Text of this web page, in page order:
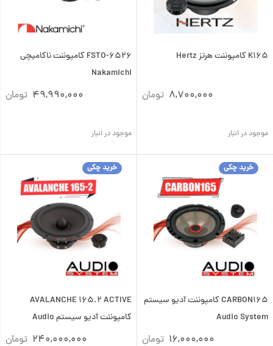
K165 کامپوننت هرتز Hertz
8,700,000 تومان
موجود در انبار
FSTO-6526 کامپوننت ناکامیچی
Nakamichi
49,990,000 تومان
موجود در انبار
خرید چکی
CARBON165 کامپوننت آدیو سیستم
Audio System
16,000,000 تومان
خرید چکی
AVALANCHE 165.2 ACTIVE
کامپوننت آدیو سیستم Audio
240,000,000 تومان